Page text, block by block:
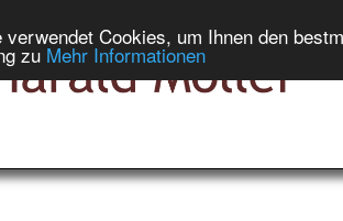
verwendet Cookies, um Ihnen den
zu Mehr Informationen